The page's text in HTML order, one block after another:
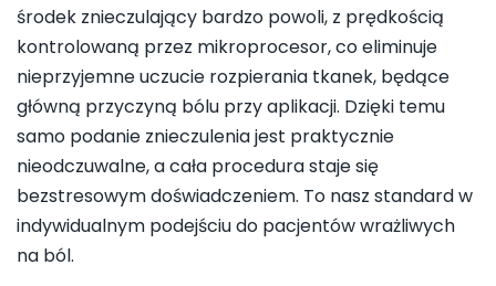
środek znieczulający bardzo powoli, z prędkością
kontrolowaną przez mikroprocesor, co eliminuje
nieprzyjemne uczucie rozpierania tkanek, będące
główną przyczyną bólu przy aplikacji. Dzięki temu
samo podanie znieczulenia jest praktycznie
nieodczuwalne, a cała procedura staje się
bezstresowym doświadczeniem. To nasz standard w
indywidualnym podejściu do pacjentów wrażliwych
na ból.